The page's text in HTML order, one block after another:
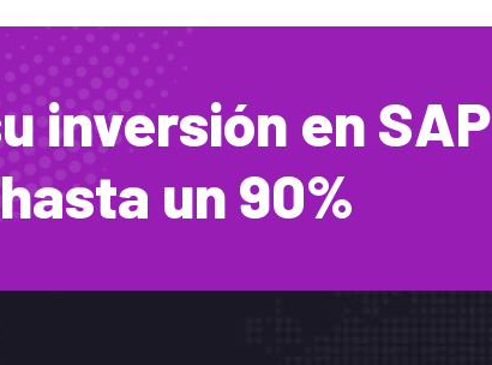
inversión en SAP
un 90%